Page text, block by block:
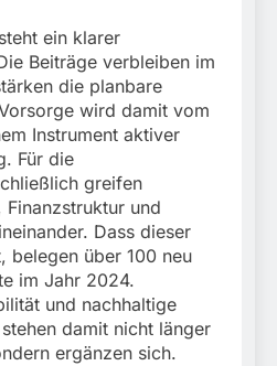
ein klarer
Beiträge verbleiben im
die planbare
wird damit vom
Instrument aktiver
Für die
greifen
und
Dass dieser
belegen über 100 neu
im Jahr 2024.
und nachhaltige
damit nicht länger
ergänzen sich.